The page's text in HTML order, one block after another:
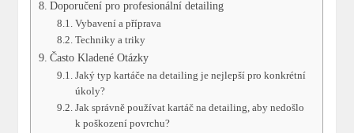
Doporučení pro profesionální‍ detailing
Vybavení a příprava
Techniky a triky
Často Kladené Otázky
Jaký typ ‍kartáče na detailing je​ nejlepší pro‌ konkrétní
úkoly?
Jak ‌správně používat ⁢kartáč​ na detailing, aby ‍nedošlo
k poškození povrchu?